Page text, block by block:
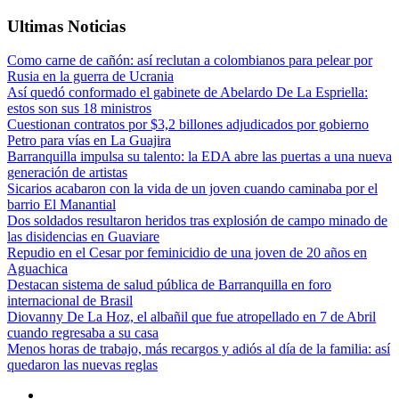
Ultimas Noticias
Como carne de cañón: así reclutan a colombianos para pelear por
Rusia en la guerra de Ucrania
Así quedó conformado el gabinete de Abelardo De La Espriella:
estos son sus 18 ministros
Cuestionan contratos por $3,2 billones adjudicados por gobierno
Petro para vías en La Guajira
Barranquilla impulsa su talento: la EDA abre las puertas a una nueva
generación de artistas
Sicarios acabaron con la vida de un joven cuando caminaba por el
barrio El Manantial
Dos soldados resultaron heridos tras explosión de campo minado de
las disidencias en Guaviare
Repudio en el Cesar por feminicidio de una joven de 20 años en
Aguachica
Destacan sistema de salud pública de Barranquilla en foro
internacional de Brasil
Diovanny De La Hoz, el albañil que fue atropellado en 7 de Abril
cuando regresaba a su casa
Menos horas de trabajo, más recargos y adiós al día de la familia: así
quedaron las nuevas reglas